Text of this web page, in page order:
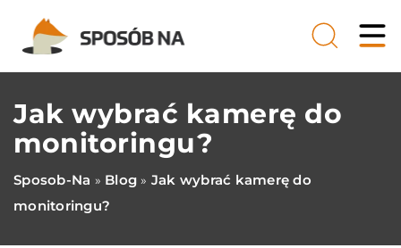
Jak wybrać kamerę do
monitoringu?
Sposob-Na » Blog » Jak wybrać kamerę do
monitoringu?